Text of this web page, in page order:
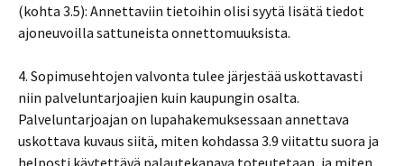
(kohta 3.5): Annettaviin tietoihin olisi syytä lisätä tiedot
ajoneuvoilla sattuneista onnettomuuksista.
4. Sopimusehtojen valvonta tulee järjestää uskottavasti
niin palveluntarjoajien kuin kaupungin osalta.
Palveluntarjoajan on lupahakemuksessaan annettava
uskottava kuvaus siitä, miten kohdassa 3.9 viitattu suora ja
helposti käytettävä palautekanava toteutetaan, ja miten